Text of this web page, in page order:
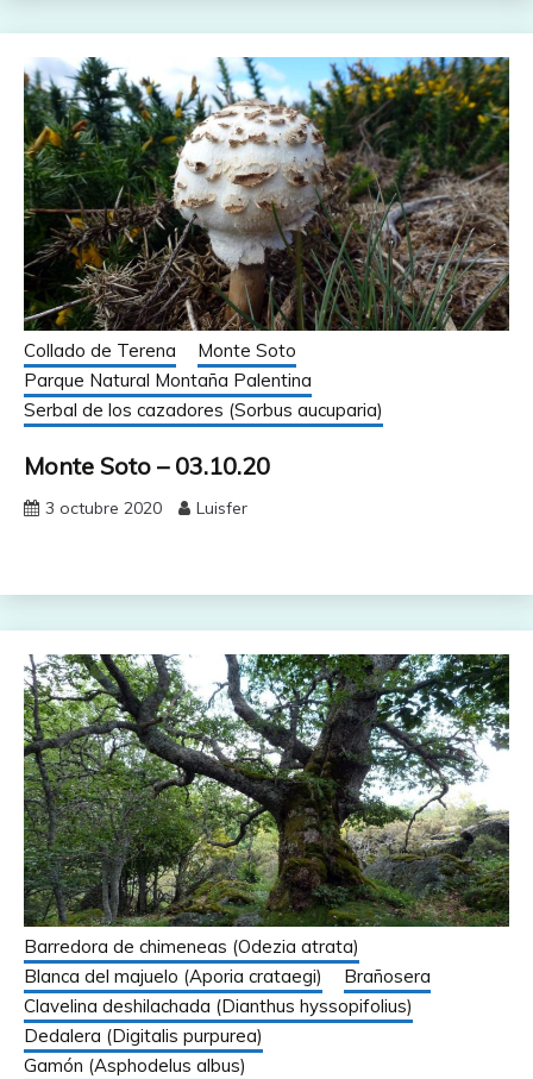
Collado de Terena
Monte Soto
Parque Natural Montaña Palentina
Serbal de los cazadores (Sorbus aucuparia)
Monte Soto – 03.10.20
3 octubre 2020 Luisfer
Barredora de chimeneas (Odezia atrata)
Blanca del majuelo (Aporia crataegi)
Brañosera
Clavelina deshilachada (Dianthus hyssopifolius)
Dedalera (Digitalis purpurea)
Gamón (Asphodelus albus)